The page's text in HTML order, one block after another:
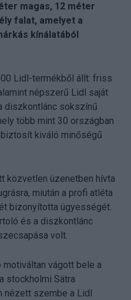
magas, 12 méter
falat, amelyet a
kínálatából
Lidl-termékből állt: friss
népszerű Lidl saját
diszkontlánc sokszínű
több mint 30 országban
kiváló minőségű
közvetlen üzenetben hívta
miután a profi atléta
bizonyította ügyességét.
és a diszkontlánc
volt.
vágott bele a
stockholmi Sätra
nézett szembe a Lidl